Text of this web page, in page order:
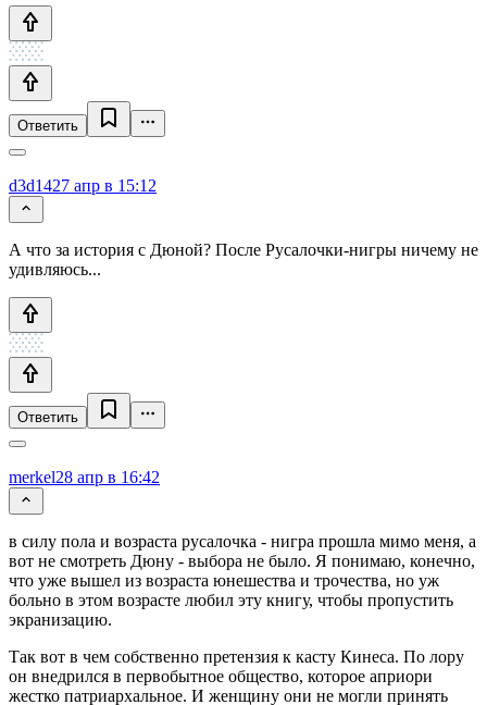
Ответить
d3d1427 апр в 15:12
А что за история с Дюной? После Русалочки-нигры ничему не
удивляюсь...
Ответить
merkel28 апр в 16:42
в силу пола и возраста русалочка - нигра прошла мимо меня, а
вот не смотреть Дюну - выбора не было. Я понимаю, конечно,
что уже вышел из возраста юнешества и трочества, но уж
больно в этом возрасте любил эту книгу, чтобы пропустить
экранизацию.
Так вот в чем собственно претензия к касту Кинеса. По лору
он внедрился в первобытное общество, которое априори
жестко патриархальное. И женщину они не могли принять